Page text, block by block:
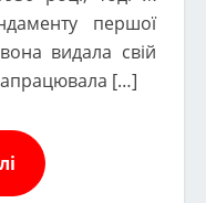
першої
видала свій
[…]